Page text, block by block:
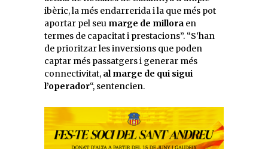
ibèric, la més endarrerida i la que més pot
aportar pel seu marge de millora en
termes de capacitat i prestacions”. “S’han
de prioritzar les inversions que poden
captar més passatgers i generar més
connectivitat, al marge de qui sigui
l’operador“, sentencien.